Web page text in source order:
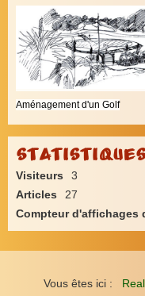
Aménagement d'un Golf
Visiteurs
3
Articles
27
Compteur d'affichages
Vous êtes ici :